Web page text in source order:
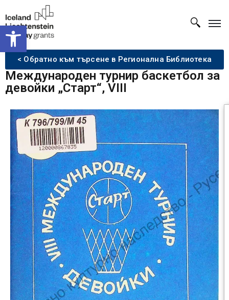
Open toolbar
< Обратно към търсене в Регионална Библиотека
Международен турнир баскетбол за
дeвойки „Старт“, VIII